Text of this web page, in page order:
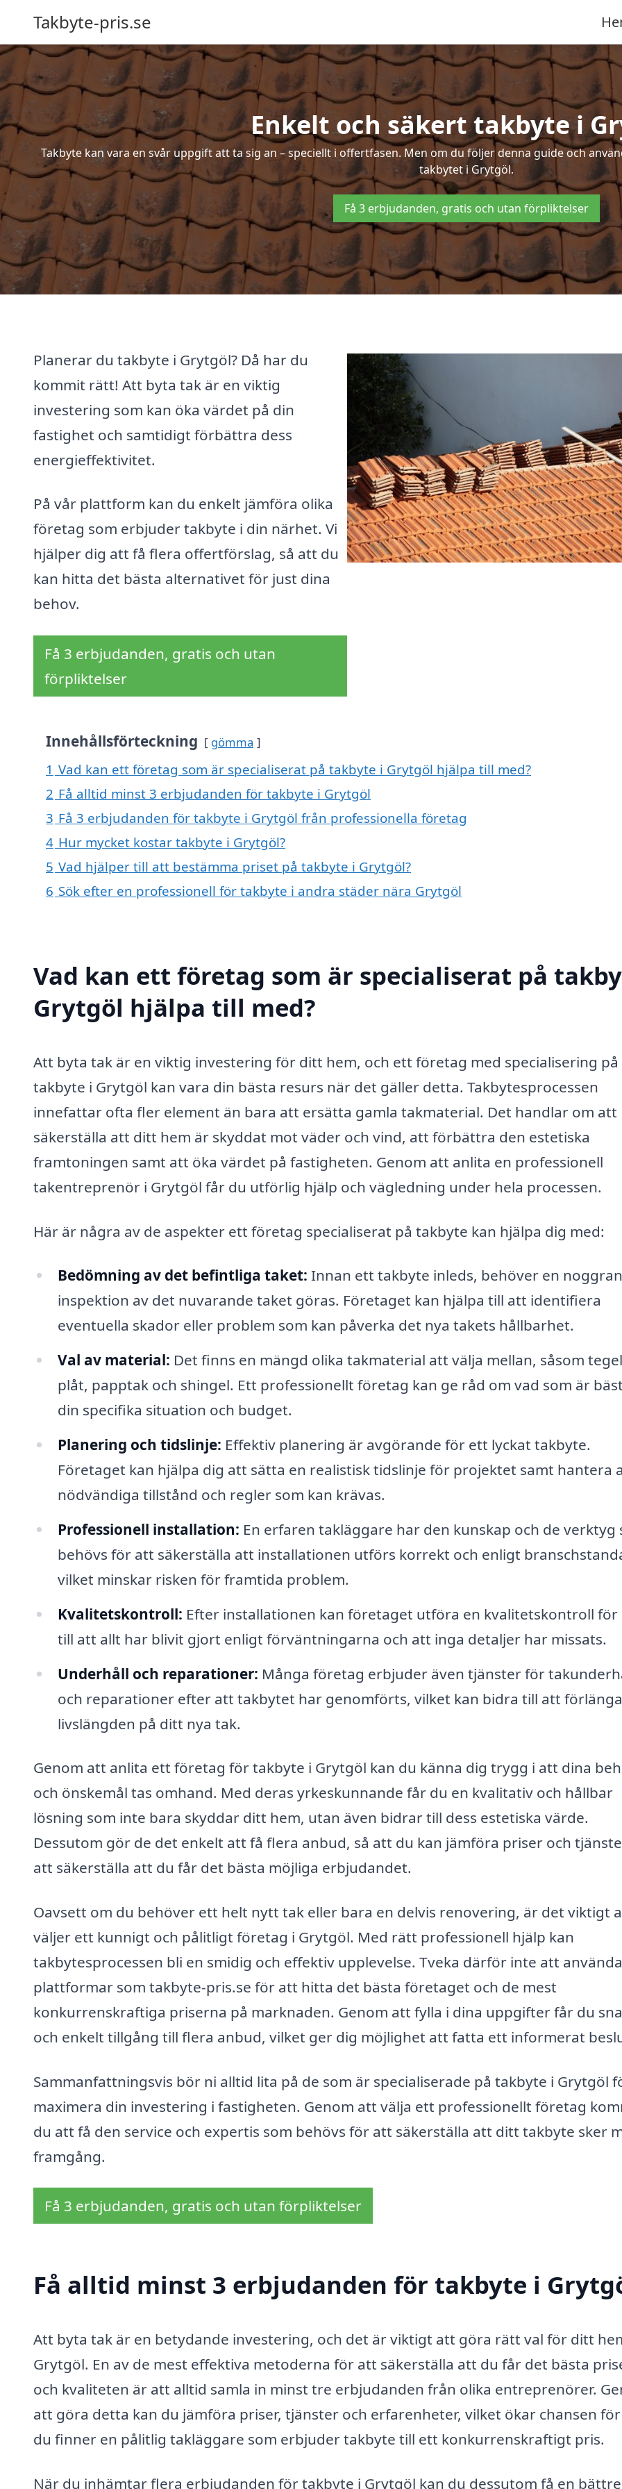
Takbyte-pris.se
Enkelt och säkert takbyte i
Takbyte kan vara en svår uppgift att ta sig an – speciellt i offertfasen. Men om du följer denna guide och
takbytet i Grytgöl.
Få 3 erbjudanden, gratis och utan förpliktelser
Planerar du takbyte i Grytgöl? Då har du
kommit rätt! Att byta tak är en viktig
investering som kan öka värdet på din
fastighet och samtidigt förbättra dess
energieffektivitet.
På vår plattform kan du enkelt jämföra olika
företag som erbjuder takbyte i din närhet. Vi
hjälper dig att få flera offertförslag, så att du
kan hitta det bästa alternativet för just dina
behov.
Få 3 erbjudanden, gratis och utan
förpliktelser
Innehållsförteckning gömma
1 Vad kan ett företag som är specialiserat på takbyte i Grytgöl hjälpa till med?
2 Få alltid minst 3 erbjudanden för takbyte i Grytgöl
3 Få 3 erbjudanden för takbyte i Grytgöl från professionella företag
4 Hur mycket kostar takbyte i Grytgöl?
5 Vad hjälper till att bestämma priset på takbyte i Grytgöl?
6 Sök efter en professionell för takbyte i andra städer nära Grytgöl
Vad kan ett företag som är specialiserat på
Grytgöl hjälpa till med?
Att byta tak är en viktig investering för ditt hem, och ett företag med specialisering på
takbyte i Grytgöl kan vara din bästa resurs när det gäller detta. Takbytesprocessen
innefattar ofta fler element än bara att ersätta gamla takmaterial. Det handlar om att
säkerställa att ditt hem är skyddat mot väder och vind, att förbättra den estetiska
framtoningen samt att öka värdet på fastigheten. Genom att anlita en professionell
takentreprenör i Grytgöl får du utförlig hjälp och vägledning under hela processen.
Här är några av de aspekter ett företag specialiserat på takbyte kan hjälpa dig med:
Bedömning av det befintliga taket: Innan ett takbyte inleds, behöver en
inspektion av det nuvarande taket göras. Företaget kan hjälpa till att identifiera
eventuella skador eller problem som kan påverka det nya takets hållbarhet.
Val av material: Det finns en mängd olika takmaterial att välja mellan, såsom
plåt, papptak och shingel. Ett professionellt företag kan ge råd om vad som är
din specifika situation och budget.
Planering och tidslinje: Effektiv planering är avgörande för ett lyckat takbyte.
Företaget kan hjälpa dig att sätta en realistisk tidslinje för projektet samt hantera
nödvändiga tillstånd och regler som kan krävas.
Professionell installation: En erfaren takläggare har den kunskap och de verktyg
behövs för att säkerställa att installationen utförs korrekt och enligt
vilket minskar risken för framtida problem.
Kvalitetskontroll: Efter installationen kan företaget utföra en kvalitetskontroll för
till att allt har blivit gjort enligt förväntningarna och att inga detaljer har missats.
Underhåll och reparationer: Många företag erbjuder även tjänster för
och reparationer efter att takbytet har genomförts, vilket kan bidra till att förlänga
livslängden på ditt nya tak.
Genom att anlita ett företag för takbyte i Grytgöl kan du känna dig trygg i att dina
och önskemål tas omhand. Med deras yrkeskunnande får du en kvalitativ och hållbar
lösning som inte bara skyddar ditt hem, utan även bidrar till dess estetiska värde.
Dessutom gör de det enkelt att få flera anbud, så att du kan jämföra priser och
att säkerställa att du får det bästa möjliga erbjudandet.
Oavsett om du behöver ett helt nytt tak eller bara en delvis renovering, är det viktigt
väljer ett kunnigt och pålitligt företag i Grytgöl. Med rätt professionell hjälp kan
takbytesprocessen bli en smidig och effektiv upplevelse. Tveka därför inte att använda
plattformar som takbyte-pris.se för att hitta det bästa företaget och de mest
konkurrenskraftiga priserna på marknaden. Genom att fylla i dina uppgifter får du
och enkelt tillgång till flera anbud, vilket ger dig möjlighet att fatta ett informerat
Sammanfattningsvis bör ni alltid lita på de som är specialiserade på takbyte i Grytgöl
maximera din investering i fastigheten. Genom att välja ett professionellt företag
du att få den service och expertis som behövs för att säkerställa att ditt takbyte sker
framgång.
Få 3 erbjudanden, gratis och utan förpliktelser
Få alltid minst 3 erbjudanden för takbyte i
Att byta tak är en betydande investering, och det är viktigt att göra rätt val för ditt
Grytgöl. En av de mest effektiva metoderna för att säkerställa att du får det bästa
och kvaliteten är att alltid samla in minst tre erbjudanden från olika entreprenörer.
att göra detta kan du jämföra priser, tjänster och erfarenheter, vilket ökar chansen
du finner en pålitlig takläggare som erbjuder takbyte till ett konkurrenskraftigt pris.
När du inhämtar flera erbjudanden för takbyte i Grytgöl kan du dessutom få en bättre